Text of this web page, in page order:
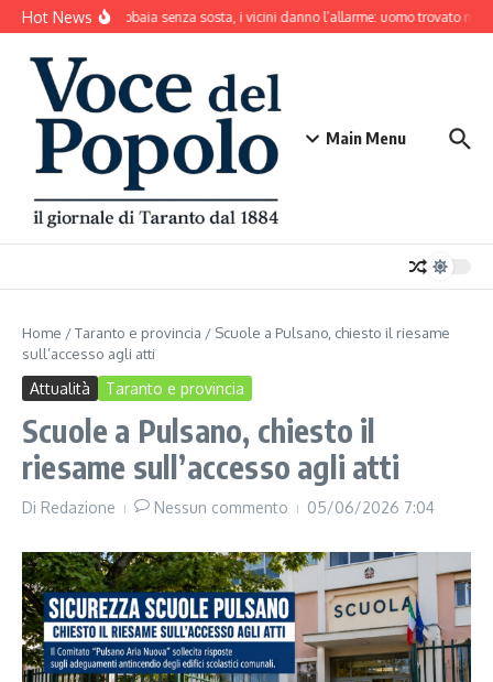
Salta al contenuto
Hot NewsIl cane abbaia senza sosta, i vicini danno l’allarme: uomo trovato
Main Menu
Home /Taranto e provincia / Scuole a Pulsano, chiesto il riesame
sull’accesso agli atti
Attualità Taranto e provincia
Scuole a Pulsano, chiesto il
riesame sull’accesso agli atti
Di Redazione Nessun commento 05/06/2026 7:04